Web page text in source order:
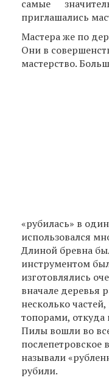
самые
приглашались
Мастера же по
Они в
мастерство.
«рубилась» в
использовался
Длиной бревна
инструментом
изготовлялись
вначале деревья
несколько
топорами, откуда
Пилы вошли во
послепетровское
называли
рубили.